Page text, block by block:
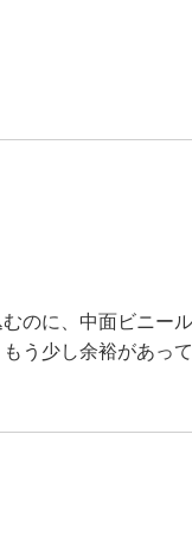
のに、中面ビニー
う少し余裕があっ